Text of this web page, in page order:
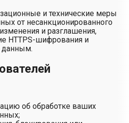
и технические меры
от несанкционированного
и разглашения,
HTTPS-шифрования и
данным.
об обработке ваших